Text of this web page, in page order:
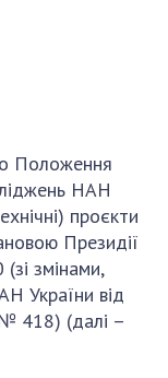
діяльність
та
установах
Положення
НАН
проєкти
Президії
змінами,
України від
418) (далі –